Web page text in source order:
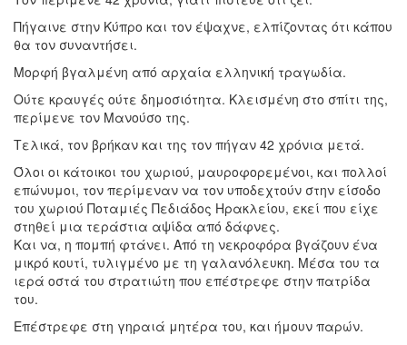
Πήγαινε στην Κύπρο και τον έψαχνε, ελπίζοντας ότι κάπου
θα τον συναντήσει.
Μορφή βγαλμένη από αρχαία ελληνική τραγωδία.
Ούτε κραυγές ούτε δημοσιότητα. Κλεισμένη στο σπίτι της,
περίμενε τον Μανούσο της.
Τελικά, τον βρήκαν και της τον πήγαν 42 χρόνια μετά.
Όλοι οι κάτοικοι του χωριού, μαυροφορεμένοι, και πολλοί
επώνυμοι, τον περίμεναν να τον υποδεχτούν στην είσοδο
του χωριού Ποταμιές Πεδιάδος Ηρακλείου, εκεί που είχε
στηθεί μια τεράστια αψίδα από δάφνες.
Και να, η πομπή φτάνει. Από τη νεκροφόρα βγάζουν ένα
μικρό κουτί, τυλιγμένο με τη γαλανόλευκη. Μέσα του τα
ιερά οστά του στρατιώτη που επέστρεφε στην πατρίδα
του.
Επέστρεφε στη γηραιά μητέρα του, και ήμουν παρών.